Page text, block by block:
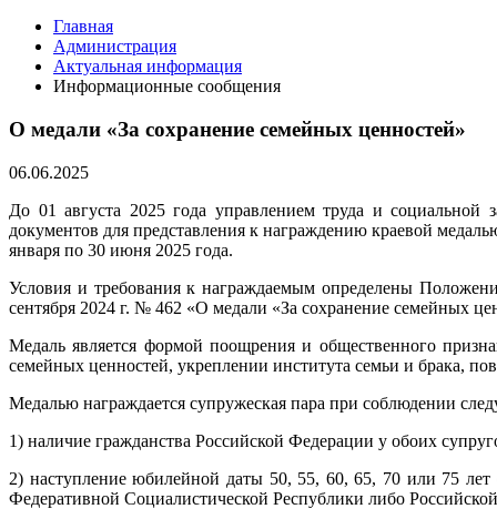
Главная
Администрация
Актуальная информация
Информационные сообщения
О медали «За сохранение семейных ценностей»
06.06.2025
До 01 августа 2025 года управлением труда и социальной
документов для представления к награждению краевой
января по 30 июня 2025 года.
Условия и требования к награждаемым определены
сентября 2024 г. № 462 «О медали «За сохранение семейных
Медаль является формой поощрения и общественного
семейных ценностей, укреплении института семьи и брака,
Медалью награждается супружеская пара при соблюдении
1) наличие гражданства Российской Федерации у обоих
2) наступление юбилейной даты 50, 55, 60, 65, 70 или 75 лет
Федеративной Социалистической Республики либо